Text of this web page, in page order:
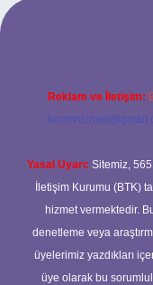
giriş
Reklam ve İletişim:
Yasal Uyarı: Sitemiz,
İletişim Kurumu (BTK)
hizmet vermektedir.
denetleme veya
üyelerimiz yazdıkları
üye olarak bu